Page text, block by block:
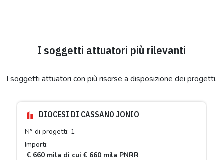
I soggetti attuatori più rilevanti
I soggetti attuatori con più risorse a disposizione dei progetti.
DIOCESI DI CASSANO JONIO
N° di progetti: 1
Importi:
€ 660 mila di cui € 660 mila PNRR